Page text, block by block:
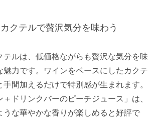
クテルで贅沢気分を味わう
テルは、低価格ながらも贅沢な気分を味
魅力です。ワインをベースにしたカクテ
手間加えるだけで特別感が生まれます。
ドリンクバーのピーチジュース」は、
うな華やかな香りが楽しめると好評で